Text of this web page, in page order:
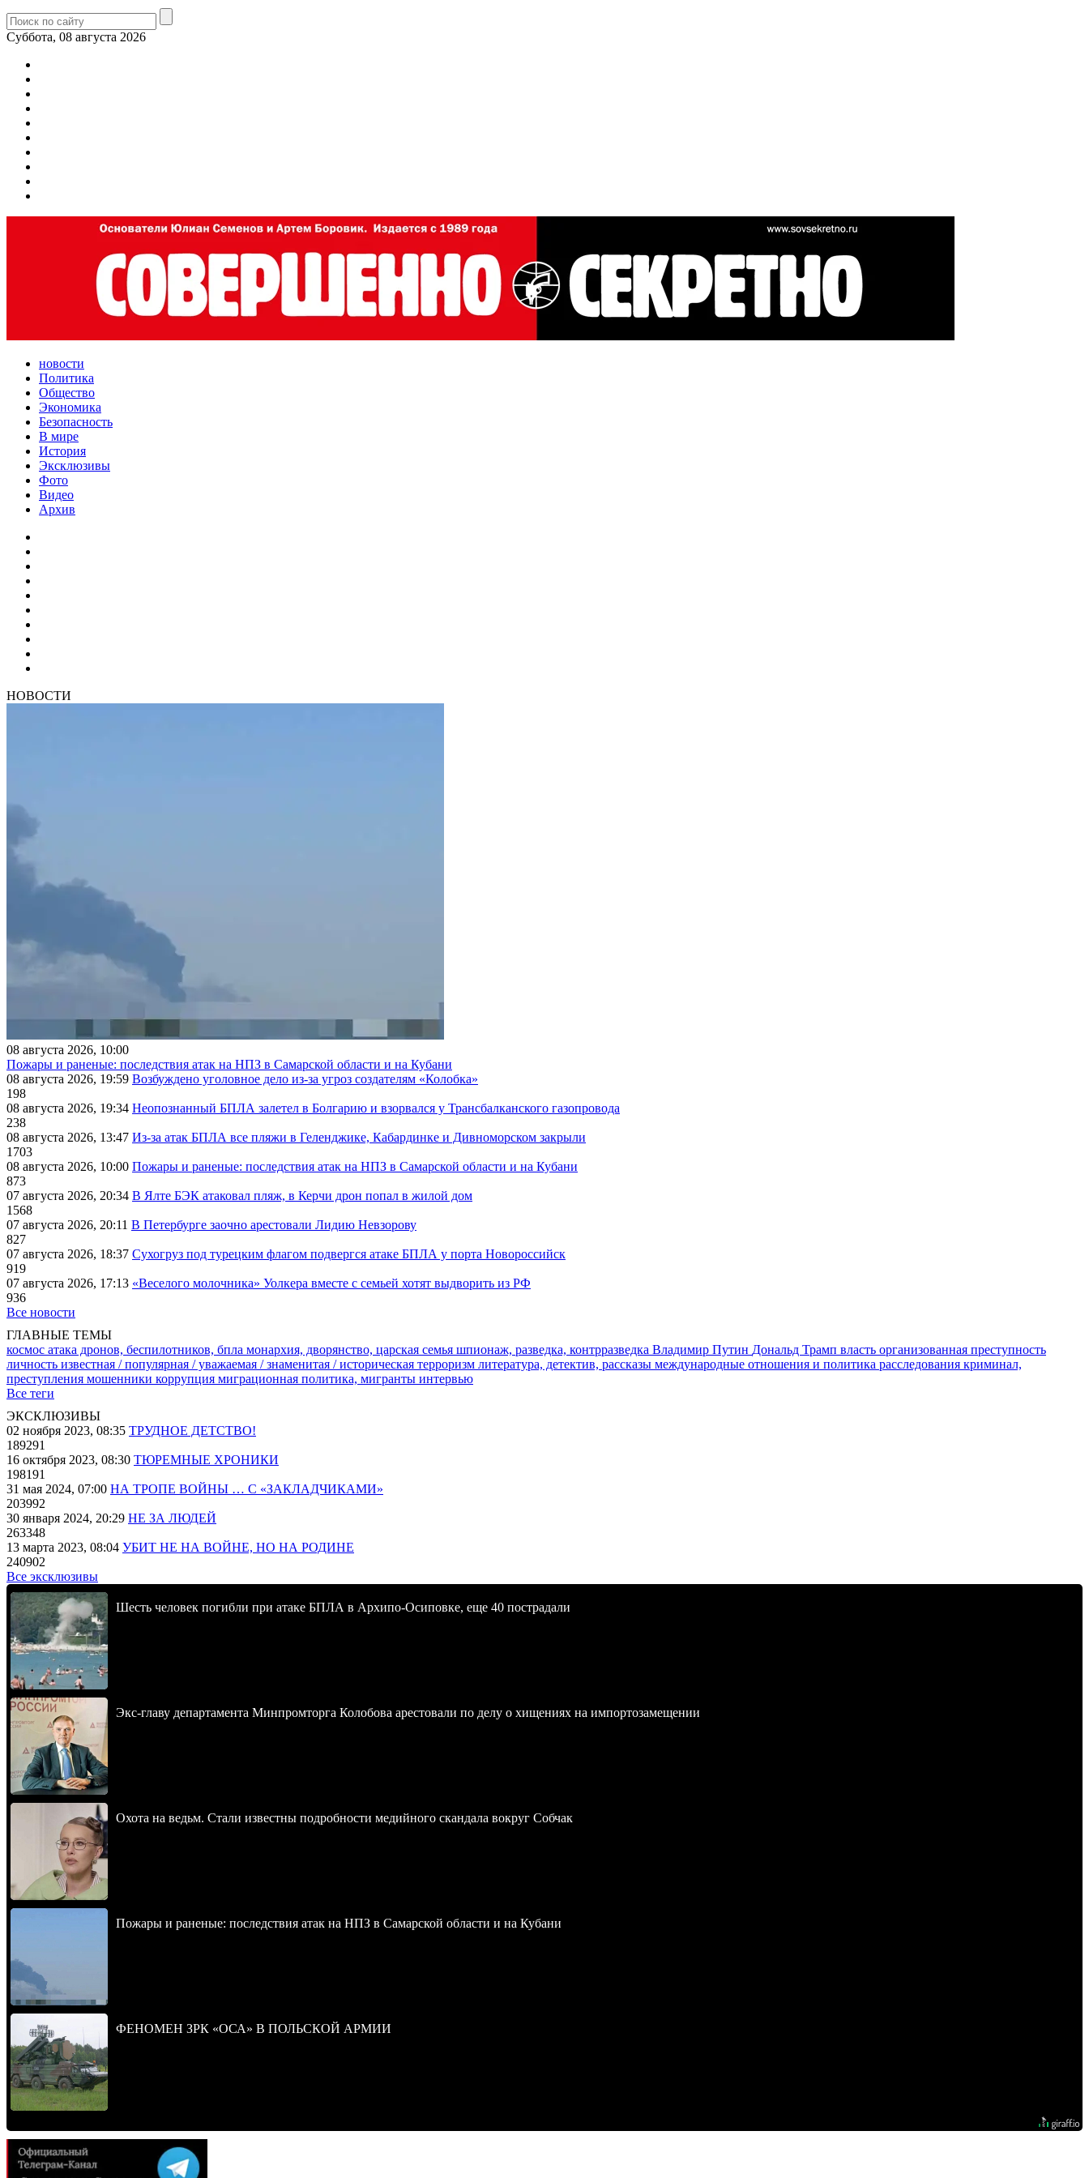
Суббота, 08 августа 2026
новости
Политика
Общество
Экономика
Безопасность
В мире
История
Эксклюзивы
Фото
Видео
Архив
НОВОСТИ
08 августа 2026, 10:00
Пожары и раненые: последствия атак на НПЗ в Самарской области и на Кубани
08 августа 2026, 19:59 Возбуждено уголовное дело из-за угроз создателям «Колобка»
198
08 августа 2026, 19:34 Неопознанный БПЛА залетел в Болгарию и взорвался у Трансбалканского газопровода
238
08 августа 2026, 13:47 Из-за атак БПЛА все пляжи в Геленджике, Кабардинке и Дивноморском закрыли
1703
08 августа 2026, 10:00 Пожары и раненые: последствия атак на НПЗ в Самарской области и на Кубани
873
07 августа 2026, 20:34 В Ялте БЭК атаковал пляж, в Керчи дрон попал в жилой дом
1568
07 августа 2026, 20:11 В Петербурге заочно арестовали Лидию Невзорову
827
07 августа 2026, 18:37 Сухогруз под турецким флагом подвергся атаке БПЛА у порта Новороссийск
919
07 августа 2026, 17:13 «Веселого молочника» Уолкера вместе с семьей хотят выдворить из РФ
936
Все новости
ГЛАВНЫЕ ТЕМЫ
космос атака дронов, беспилотников, бпла монархия, дворянство, царская семья шпионаж, разведка, контрразведка Владимир Путин Дональд Трамп власть организованная преступность
личность известная / популярная / уважаемая / знаменитая / историческая терроризм литература, детектив, рассказы международные отношения и политика расследования криминал,
преступления мошенники коррупция миграционная политика, мигранты интервью
Все теги
ЭКСКЛЮЗИВЫ
02 ноября 2023, 08:35 ТРУДНОЕ ДЕТСТВО!
189291
16 октября 2023, 08:30 ТЮРЕМНЫЕ ХРОНИКИ
198191
31 мая 2024, 07:00 НА ТРОПЕ ВОЙНЫ … С «ЗАКЛАДЧИКАМИ»
203992
30 января 2024, 20:29 НЕ ЗА ЛЮДЕЙ
263348
13 марта 2023, 08:04 УБИТ НЕ НА ВОЙНЕ, НО НА РОДИНЕ
240902
Все эксклюзивы
Шесть человек погибли при атаке БПЛА в Архипо-Осиповке, еще 40 пострадали
Экс-главу департамента Минпромторга Колобова арестовали по делу о хищениях на импортозамещении
Охота на ведьм. Стали известны подробности медийного скандала вокруг Собчак
Пожары и раненые: последствия атак на НПЗ в Самарской области и на Кубани
ФЕНОМЕН ЗРК «ОСА» В ПОЛЬСКОЙ АРМИИ